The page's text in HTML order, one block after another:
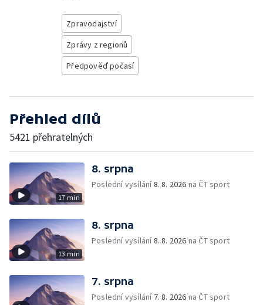
Zpravodajství
Zprávy z regionů
Předpověď počasí
Přehled dílů
5421 přehratelných
17 min
8. srpna
Poslední vysílání8. 8. 2026 na ČT sport
13 min
8. srpna
Poslední vysílání8. 8. 2026 na ČT sport
7. srpna
Poslední vysílání 7. 8. 2026 na ČT sport